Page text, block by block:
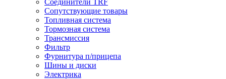
Соединители TRF
Сопутствующие товары
Топливная система
Тормозная система
Трансмиссия
Фильтр
Фурнитура п/прицепа
Шины и диски
Электрика